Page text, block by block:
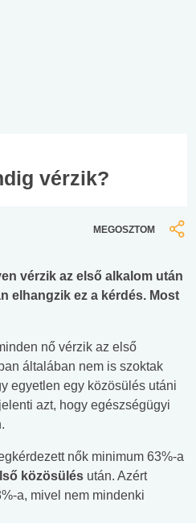
vérzik?
MEGOSZTOM
vérzik az első alkalom után
elhangzik ez a kérdés. Most
nő vérzik az első
általában nem is szoktak
egyetlen egy közösülés utáni
azt, hogy egészségügyi
nők minimum 63%-a
közösülés után. Azért
a, mivel nem mindenki